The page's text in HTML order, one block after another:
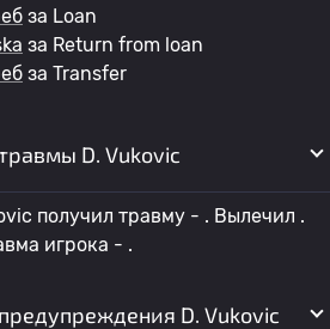
за Loan
за Return from loan
за Transfer
D. Vukovic
получил травму - . Вылечил .
игрока - .
D. Vukovic